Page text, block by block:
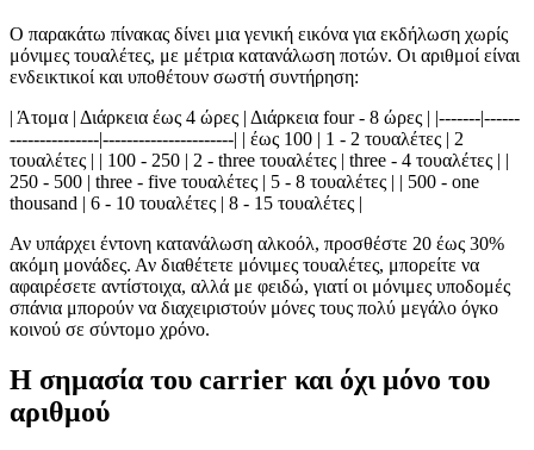
Ο παρακάτω πίνακας δίνει μια γενική εικόνα για εκδήλωση χωρίς
μόνιμες τουαλέτες, με μέτρια κατανάλωση ποτών. Οι αριθμοί είναι
ενδεικτικοί και υποθέτουν σωστή συντήρηση:
| Άτομα | Διάρκεια έως 4 ώρες | Διάρκεια four - 8 ώρες | |-------|------
---------------|----------------------| | έως 100 | 1 - 2 τουαλέτες | 2
τουαλέτες | | 100 - 250 | 2 - three τουαλέτες | three - 4 τουαλέτες | |
250 - 500 | three - five τουαλέτες | 5 - 8 τουαλέτες | | 500 - one
thousand | 6 - 10 τουαλέτες | 8 - 15 τουαλέτες |
Αν υπάρχει έντονη κατανάλωση αλκοόλ, προσθέστε 20 έως 30%
ακόμη μονάδες. Αν διαθέτετε μόνιμες τουαλέτες, μπορείτε να
αφαιρέσετε αντίστοιχα, αλλά με φειδώ, γιατί οι μόνιμες υποδομές
σπάνια μπορούν να διαχειριστούν μόνες τους πολύ μεγάλο όγκο
κοινού σε σύντομο χρόνο.
Η σημασία του carrier και όχι μόνο του
αριθμού